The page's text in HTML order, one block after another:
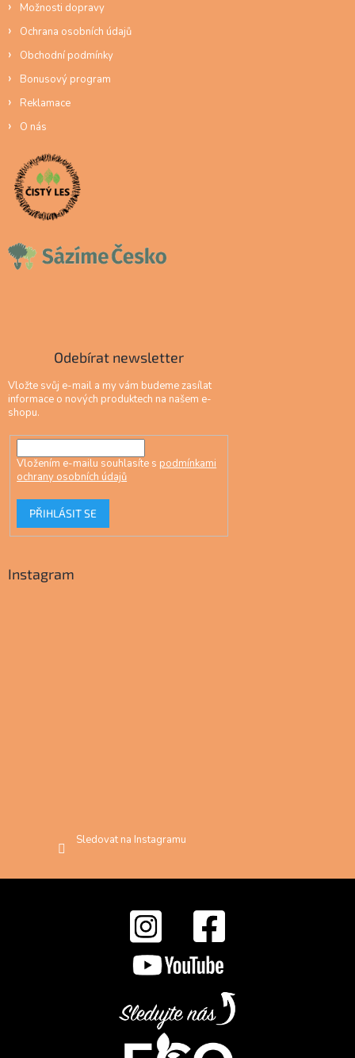
Možnosti dopravy
Ochrana osobních údajů
Obchodní podmínky
Bonusový program
Reklamace
O nás
Odebírat newsletter
Vložte svůj e-mail a my vám budeme zasílat
informace o nových produktech na našem e-
shopu.
Vložením e-mailu souhlasíte s podmínkami
ochrany osobních údajů
PŘIHLÁSIT SE
Instagram
Sledovat na Instagramu